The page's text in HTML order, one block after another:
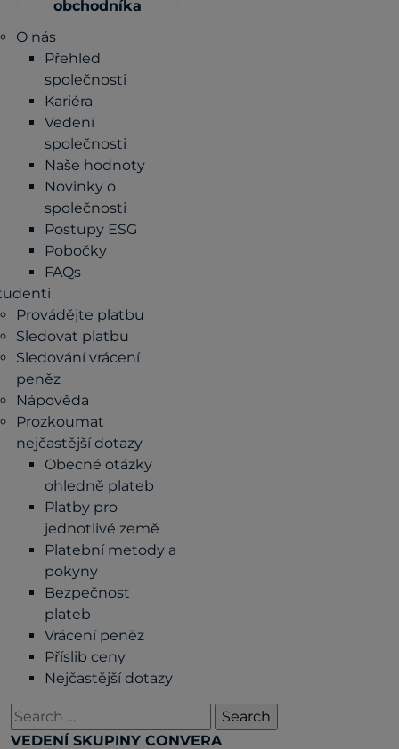
obchodníka
O nás
Přehled
společnosti
Kariéra
Vedení
společnosti
Naše hodnoty
Novinky o
společnosti
Postupy ESG
Pobočky
FAQs
Provádějte platbu
Sledovat platbu
Sledování vrácení
peněz
Nápověda
Prozkoumat
nejčastější dotazy
Obecné otázky
ohledně plateb
Platby pro
jednotlivé země
Platební metody a
pokyny
Bezpečnost
plateb
Vrácení peněz
Příslib ceny
Nejčastější dotazy
Search
for:
VEDENÍ SKUPINY CONVERA